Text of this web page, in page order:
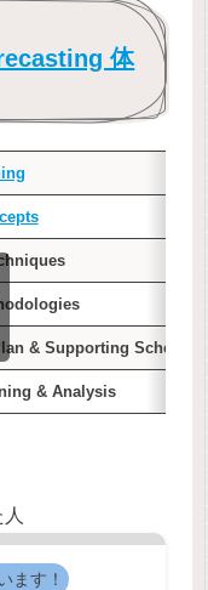
体
& Supporting
& Analysis
ます！